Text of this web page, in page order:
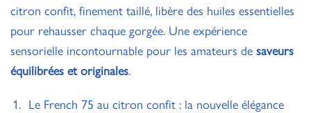
citron confit, finement taillé, libère des huiles essentielles
pour rehausser chaque gorgée. Une expérience
sensorielle incontournable pour les amateurs de saveurs
équilibrées et originales.
Le French 75 au citron confit : la nouvelle élégance